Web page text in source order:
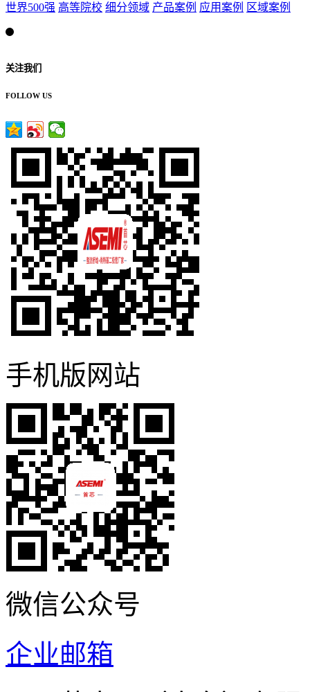
世界500强 高等院校 细分领域 产品案例 应用案例 区域案例
关注我们
FOLLOW US
手机版网站
微信公众号
企业邮箱